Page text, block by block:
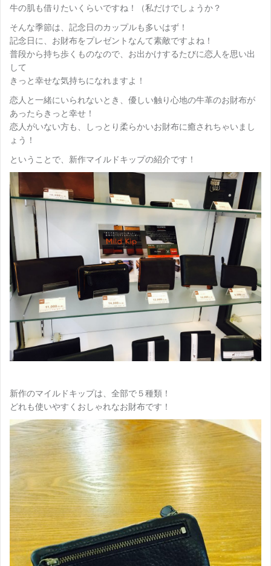
牛の肌も借りたいくらいですね！（私だけでしょうか？
そんな季節は、記念日のカップルも多いはず！
記念日に、お財布をプレゼントなんて素敵ですよね！
普段から持ち歩くものなので、お出かけするたびに恋人を思い出
して
きっと幸せな気持ちになれますよ！
恋人と一緒にいられないとき、優しい触り心地の牛革のお財布が
あったらきっと幸せ！
恋人がいない方も、しっとり柔らかいお財布に癒されちゃいまし
ょう！
ということで、新作マイルドキップの紹介です！
新作のマイルドキップは、全部で５種類！
どれも使いやすくおしゃれなお財布です！